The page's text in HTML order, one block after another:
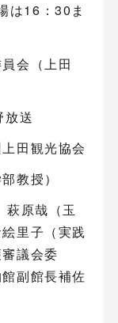
は16：30ま
会（上田
送
田観光協会
教授）
原哉（玉
里子（実践
議会委
副館長補佐